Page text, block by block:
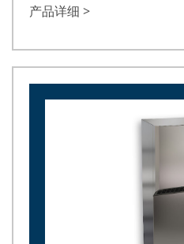
产品详细 >